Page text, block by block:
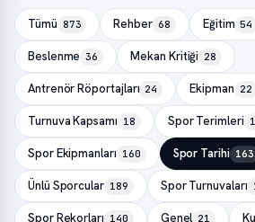
Tümü 873 Rehber 68 Eğitim 54
Beslenme 36 Mekan Kritiği 28
Antrenör Röportajları 24 Ekipman 22
Turnuva Kapsamı 18 Spor Terimleri
Spor Ekipmanları 160 Spor Tarihi 163
Ünlü Sporcular 189 Spor Turnuvaları
Spor Rekorları 140 Genel 21